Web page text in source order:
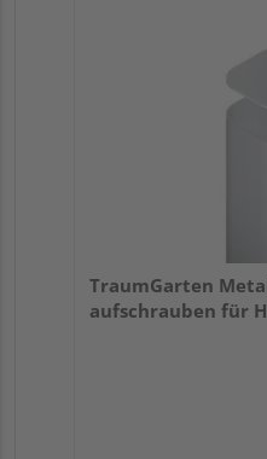
TraumGarten
aufschrauben für